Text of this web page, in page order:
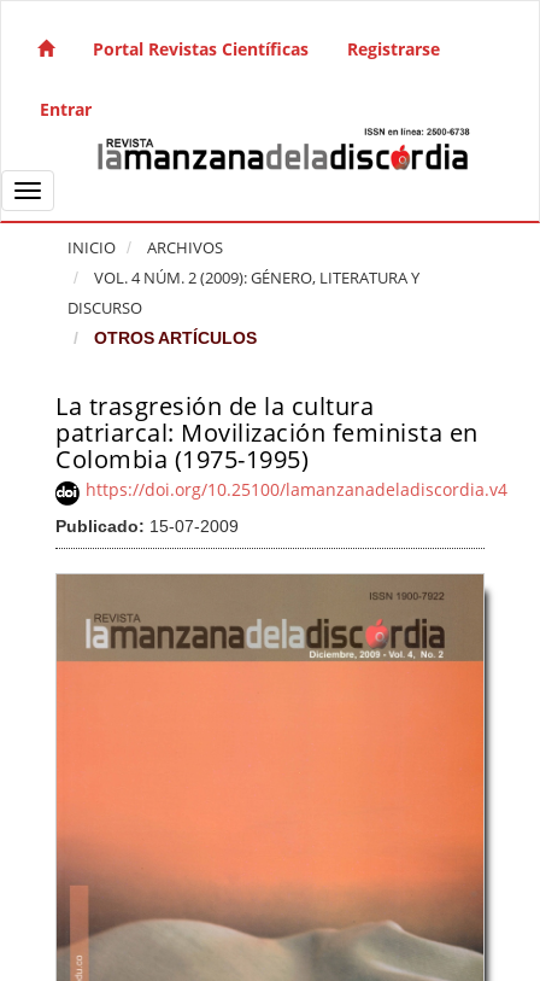
Navegación principal
Barra lateral
Portal Revistas Científicas Registrarse
Entrar
Toggle navigation
INICIO
ARCHIVOS
VOL. 4 NÚM. 2 (2009): GÉNERO, LITERATURA Y
DISCURSO
OTROS ARTÍCULOS
La trasgresión de la cultura
patriarcal: Movilización feminista en
Colombia (1975-1995)
https://doi.org/10.25100/
Publicado: 15-07-2009
Barra lateral del artículo